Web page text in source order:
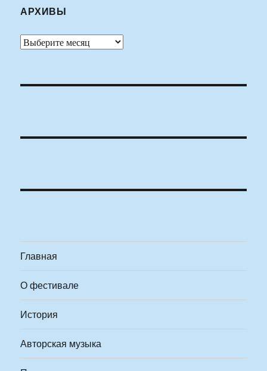
АРХИВЫ
Архивы
Главная
О фестивале
История
Авторская музыка